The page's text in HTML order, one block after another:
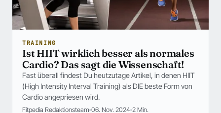
TRAINING
Ist HIIT wirklich besser als normales
Cardio? Das sagt die Wissenschaft!
Fast überall findest Du heutzutage Artikel, in denen HIIT
(High Intensity Interval Training) als DIE beste Form von
Cardio angepriesen wird.
Fitpedia Redaktionsteam 06. Nov. 2024 2 Min.